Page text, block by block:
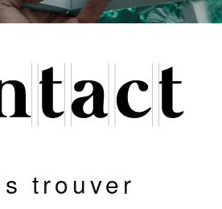
trouver